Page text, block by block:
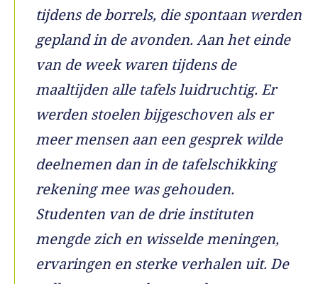
tijdens de borrels, die spontaan werden
gepland in de avonden. Aan het einde
van de week waren tijdens de
maaltijden alle tafels luidruchtig. Er
werden stoelen bijgeschoven als er
meer mensen aan een gesprek wilde
deelnemen dan in de tafelschikking
rekening mee was gehouden.
Studenten van de drie instituten
mengde zich en wisselde meningen,
ervaringen en sterke verhalen uit. De